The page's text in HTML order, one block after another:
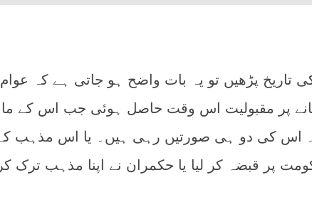
تاریخ پڑھیں تو یہ بات واضح ہو جاتی ہے کہ
پر مقبولیت اس وقت حاصل ہوئی جب اس کے
اس کی دو ہی صورتیں رہی ہیں۔ یا اس مذہب
پر قبضہ کر لیا یا حکمران نے اپنا مذہب ترک